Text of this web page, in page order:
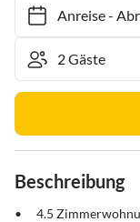
Anreise-
Beschreibung
•	4.5 Zimmerwohnung im Zweifamilienhaus